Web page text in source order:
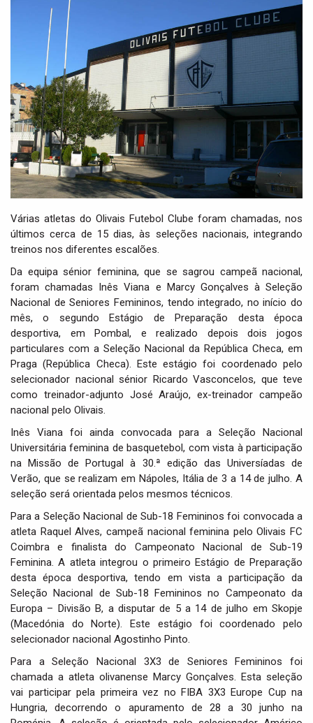
t
Várias atletas do Olivais Futebol Clube foram chamadas, nos
últimos cerca de 15 dias, às seleções nacionais, integrando
treinos nos diferentes escalões.
Da equipa sénior feminina, que se sagrou campeã nacional,
foram chamadas Inês Viana e Marcy Gonçalves à Seleção
Nacional de Seniores Femininos, tendo integrado, no início do
mês, o segundo Estágio de Preparação desta época
desportiva, em Pombal, e realizado depois dois jogos
particulares com a Seleção Nacional da República Checa, em
Praga (República Checa). Este estágio foi coordenado pelo
selecionador nacional sénior Ricardo Vasconcelos, que teve
como treinador-adjunto José Araújo, ex-treinador campeão
nacional pelo Olivais.
Inês Viana foi ainda convocada para a Seleção Nacional
Universitária feminina de basquetebol, com vista à participação
na Missão de Portugal à 30.ª edição das Universíadas de
Verão, que se realizam em Nápoles, Itália de 3 a 14 de julho. A
seleção será orientada pelos mesmos técnicos.
Para a Seleção Nacional de Sub-18 Femininos foi convocada a
atleta Raquel Alves, campeã nacional feminina pelo Olivais FC
Coimbra e finalista do Campeonato Nacional de Sub-19
Feminina. A atleta integrou o primeiro Estágio de Preparação
desta época desportiva, tendo em vista a participação da
Seleção Nacional de Sub-18 Femininos no Campeonato da
Europa – Divisão B, a disputar de 5 a 14 de julho em Skopje
(Macedónia do Norte). Este estágio foi coordenado pelo
selecionador nacional Agostinho Pinto.
Para a Seleção Nacional 3X3 de Seniores Femininos foi
chamada a atleta olivanense Marcy Gonçalves. Esta seleção
vai participar pela primeira vez no FIBA 3X3 Europe Cup na
Hungria, decorrendo o apuramento de 28 a 30 junho na